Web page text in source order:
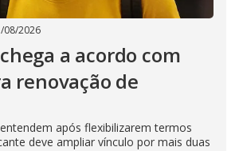
08/2026
a acordo com
renovação de
após flexibilizarem termos
deve ampliar vínculo por mais duas